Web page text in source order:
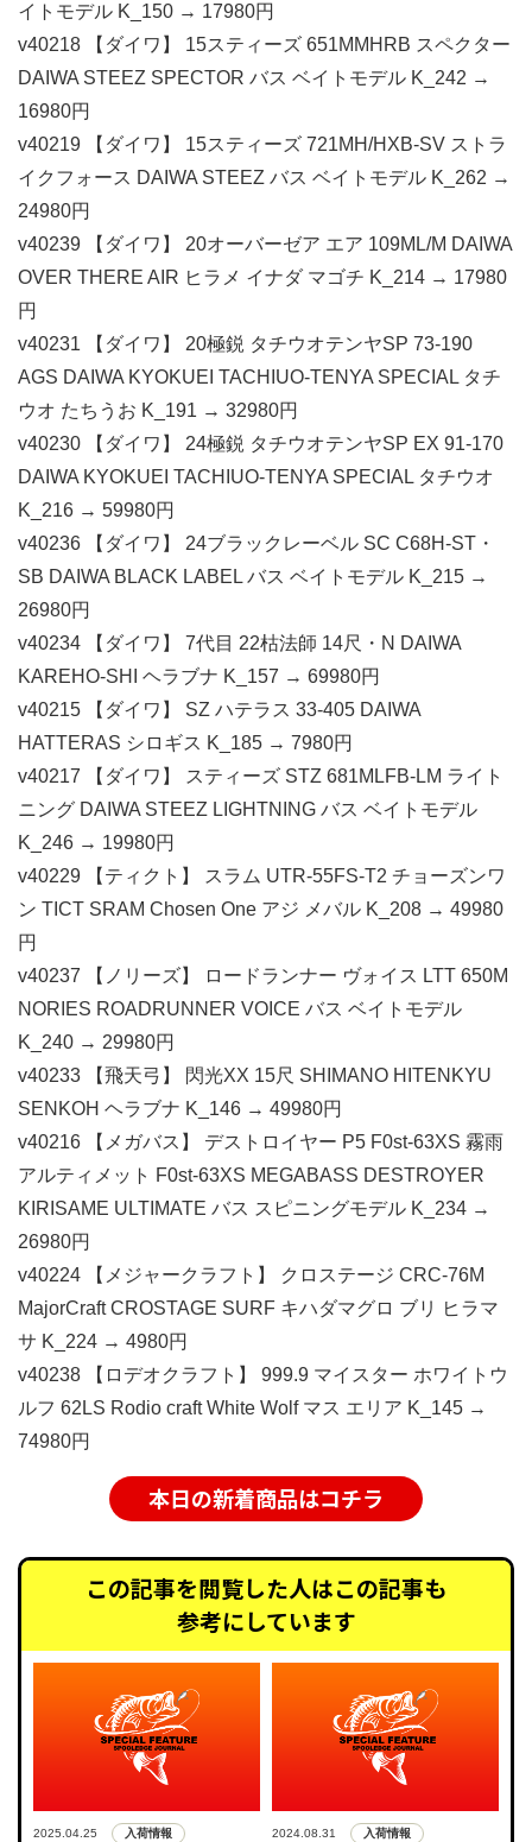
イトモデル K_150 → 17980円
v40218 【ダイワ】 15スティーズ 651MMHRB スペクター
DAIWA STEEZ SPECTOR バス ベイトモデル K_242 →
16980円
v40219 【ダイワ】 15スティーズ 721MH/HXB-SV ストラ
イクフォース DAIWA STEEZ バス ベイトモデル K_262 →
24980円
v40239 【ダイワ】 20オーバーゼア エア 109ML/M DAIWA
OVER THERE AIR ヒラメ イナダ マゴチ K_214 → 17980
円
v40231 【ダイワ】 20極鋭 タチウオテンヤSP 73-190
AGS DAIWA KYOKUEI TACHIUO-TENYA SPECIAL タチ
ウオ たちうお K_191 → 32980円
v40230 【ダイワ】 24極鋭 タチウオテンヤSP EX 91-170
DAIWA KYOKUEI TACHIUO-TENYA SPECIAL タチウオ
K_216 → 59980円
v40236 【ダイワ】 24ブラックレーベル SC C68H-ST・
SB DAIWA BLACK LABEL バス ベイトモデル K_215 →
26980円
v40234 【ダイワ】 7代目 22枯法師 14尺・N DAIWA
KAREHO-SHI ヘラブナ K_157 → 69980円
v40215 【ダイワ】 SZ ハテラス 33-405 DAIWA
HATTERAS シロギス K_185 → 7980円
v40217 【ダイワ】 スティーズ STZ 681MLFB-LM ライト
ニング DAIWA STEEZ LIGHTNING バス ベイトモデル
K_246 → 19980円
v40229 【ティクト】 スラム UTR-55FS-T2 チョーズンワ
ン TICT SRAM Chosen One アジ メバル K_208 → 49980
円
v40237 【ノリーズ】 ロードランナー ヴォイス LTT 650M
NORIES ROADRUNNER VOICE バス ベイトモデル
K_240 → 29980円
v40233 【飛天弓】 閃光XX 15尺 SHIMANO HITENKYU
SENKOH ヘラブナ K_146 → 49980円
v40216 【メガバス】 デストロイヤー P5 F0st-63XS 霧雨
アルティメット F0st-63XS MEGABASS DESTROYER
KIRISAME ULTIMATE バス スピニングモデル K_234 →
26980円
v40224 【メジャークラフト】 クロステージ CRC-76M
MajorCraft CROSTAGE SURF キハダマグロ ブリ ヒラマ
サ K_224 → 4980円
v40238 【ロデオクラフト】 999.9 マイスター ホワイトウ
ルフ 62LS Rodio craft White Wolf マス エリア K_145 →
74980円
本日の新着商品はコチラ
この記事を閲覧した人はこの記事も
参考にしています
2025.04.25 入荷情報 2024.08.31 入荷情報